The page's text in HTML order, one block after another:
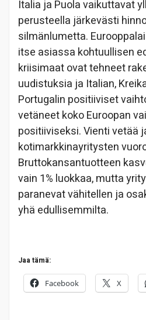
Italia ja Puola vaikuttavat
perusteella järkevästi
silmänlumetta.
itse asiassa kohtuullisen
kriisimaat ovat tehneet
uudistuksia ja Italian,
Portugalin positiiviset
vetäneet koko Euroopan
positiiviseksi. Vienti vetää
kotimarkkinayritysten
Bruttokansantuotteen
vain 1% luokkaa, mutta
paranevat vähitellen ja
yhä edullisemmilta.
Jaa tämä:
Facebook X